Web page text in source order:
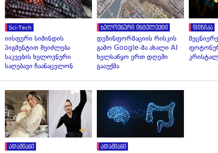
Sci-Tech
იისფერი სიმინდის
პიგმენტით შეიძლება
საკვების ხელოვნური
საღებავი ჩაანაცვლონ
ხელოვნური ინტელექტი
დეზინფორმაციის რისკის
გამო Google-მა ახალი AI
ხელსაწყო ერთ დღეში
გააუქმა
ფიზიკა
ადამიანი ადამიანი